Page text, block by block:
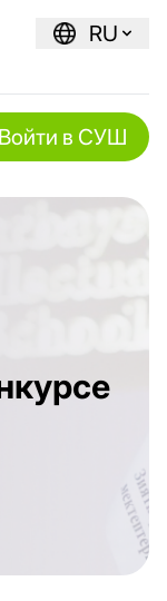
RU
Войти в СУШ